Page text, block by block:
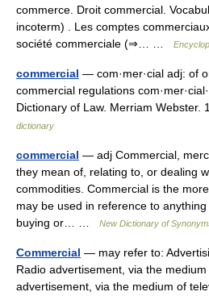
commerce. Droit commercial.
incoterm) . Les comptes
société commerciale (⇒… …
commercial — com·mer·cial adj: of
commercial regulations
Dictionary of Law. Merriam
dictionary
commercial — adj Commercial,
they mean of, relating to, or dealing
commodities. Commercial is the
may be used in reference to
buying or… …
New Dictionary of
Commercial — may refer to:
Radio advertisement, via the
advertisement, via the medium of